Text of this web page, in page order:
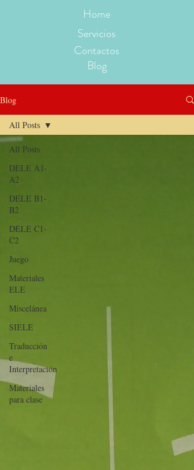
Home
Servicios
Contactos
Blog
Blog
All Posts
DELE A1-
A2
DELE B1-
B2
DELE C1-
C2
Juego
Materiales
ELE
Miscelánea
SIELE
Traducción
e
Interpretación
Materiales
para clase
All Posts